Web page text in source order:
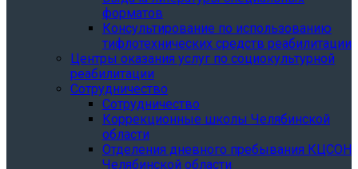
форматов
Консультирование по использованию
тифлотехнических средств реабилитации
Центры оказания услуг по социокультурной
реабилитации
Сотрудничество
Сотрудничество
Коррекционные школы Челябинской
области
Отделения дневного пребывания КЦСОН
Челябинской области